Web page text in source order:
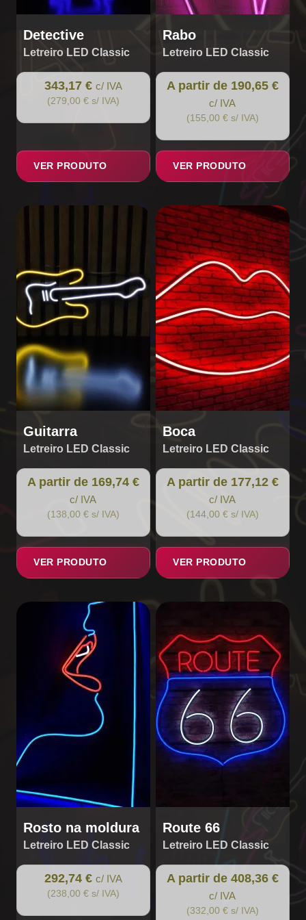
Detective
Letreiro LED Classic
343,17 € c/ IVA
(279,00 € s/ IVA)
VER PRODUTO
Rabo
Letreiro LED Classic
A partir de 190,65 €
c/ IVA
(155,00 € s/ IVA)
VER PRODUTO
product
page
Guitarra
Letreiro LED Classic
A partir de 169,74 €
c/ IVA
(138,00 € s/ IVA)
VER PRODUTO
variants.
The
options
may
be
chosen
on
the
product
page
Boca
Letreiro LED Classic
A partir de 177,12 €
c/ IVA
(144,00 € s/ IVA)
VER PRODUTO
This
product
has
multiple
variants.
The
options
may
be
chosen
on
the
product
page
Rosto na moldura
Letreiro LED Classic
292,74 € c/ IVA
(238,00 € s/ IVA)
Route 66
Letreiro LED Classic
A partir de 408,36 €
c/ IVA
(332,00 € s/ IVA)
This
has
multiple
variants.
The
options
be
chosen
product
page